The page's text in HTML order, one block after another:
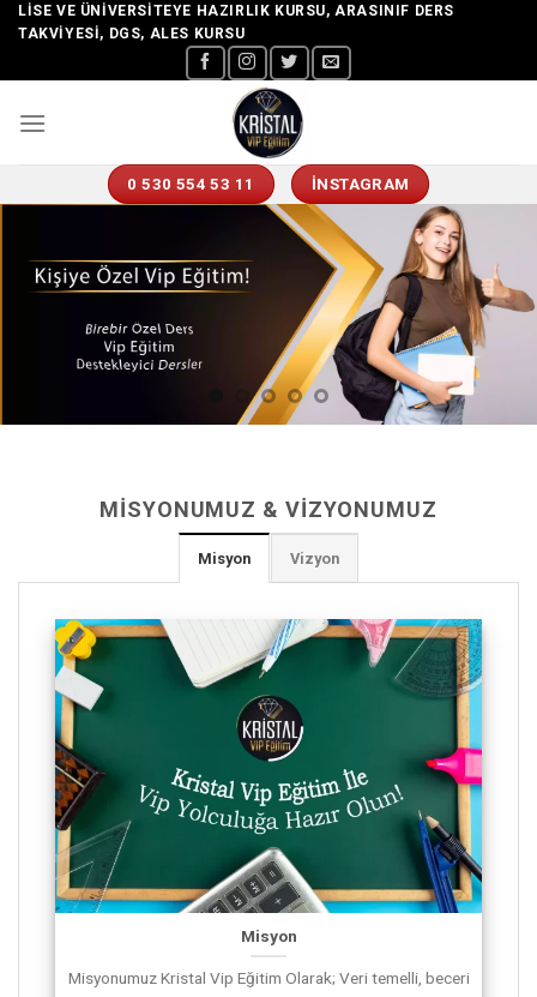
SkipLISE VE ÜNIVERSITEYE HAZIRLIK KURSU, ARASINIF DERS
TAKVIYESI, DGS, ALES KURSU
0 530 554 53 11 İNSTAGRAM
MISYONUMUZ & VIZYONUMUZ
Misyon Vizyon
Misyon
Misyonumuz Kristal Vip Eğitim Olarak; Veri temelli, beceri